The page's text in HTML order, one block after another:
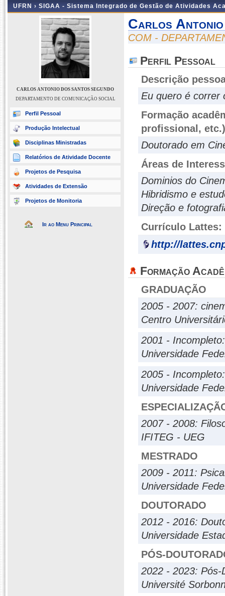
UFRN › SIGAA - Sistema Integrado de Gestão de Atividades
CARLOS ANTONIO DOS SANTOS SEGUNDO
DEPARTAMENTO DE COMUNICAÇÃO SOCIAL
Perfil Pessoal
Produção Intelectual
Disciplinas Ministradas
Relatórios de Atividade Docente
Projetos de Pesquisa
Atividades de Extensão
Projetos de Monitoria
Ir ao Menu Principal
Carlos Antonio
COM -
Perfil Pessoal
Descrição
Eu quero é correr
Formação
profissional, etc.)
Doutorado em
Áreas de
Dominios do
Hibridismo e
Direção e
Currículo Lattes:
http://
Formação
GRADUAÇÃO
2005 - 2007:
Centro
2001 -
Universidade
2005 -
Universidade
2007 - 2008:
IFITEG - UEG
MESTRADO
2009 - 2011:
Universidade
DOUTORADO
2012 - 2016:
Universidade
PÓS-
2022 - 2023: Pós-
Université